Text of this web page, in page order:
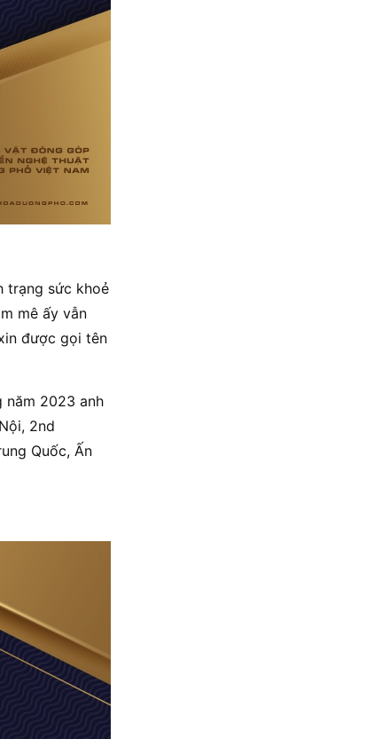
trạng sức khoẻ
mê ấy vẫn
được gọi tên
năm 2023 anh
2nd
Quốc, Ấn